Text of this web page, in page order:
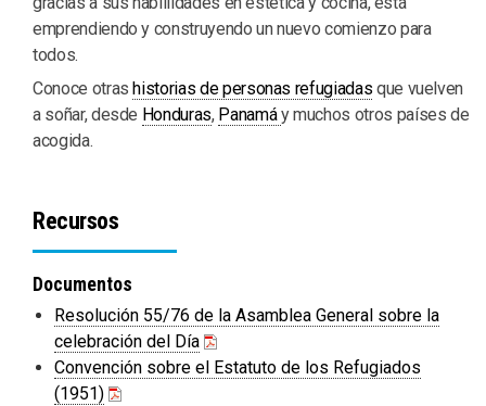
emprendiendo y construyendo un nuevo comienzo para
todos.
Conoce otras historias de personas refugiadas que vuelven
a soñar, desde Honduras, Panamáy muchos otros países de
acogida.
Recursos
Documentos
Resolución 55/76 de la Asamblea General sobre la
celebración del Día
Convención sobre el Estatuto de los Refugiados
(1951)